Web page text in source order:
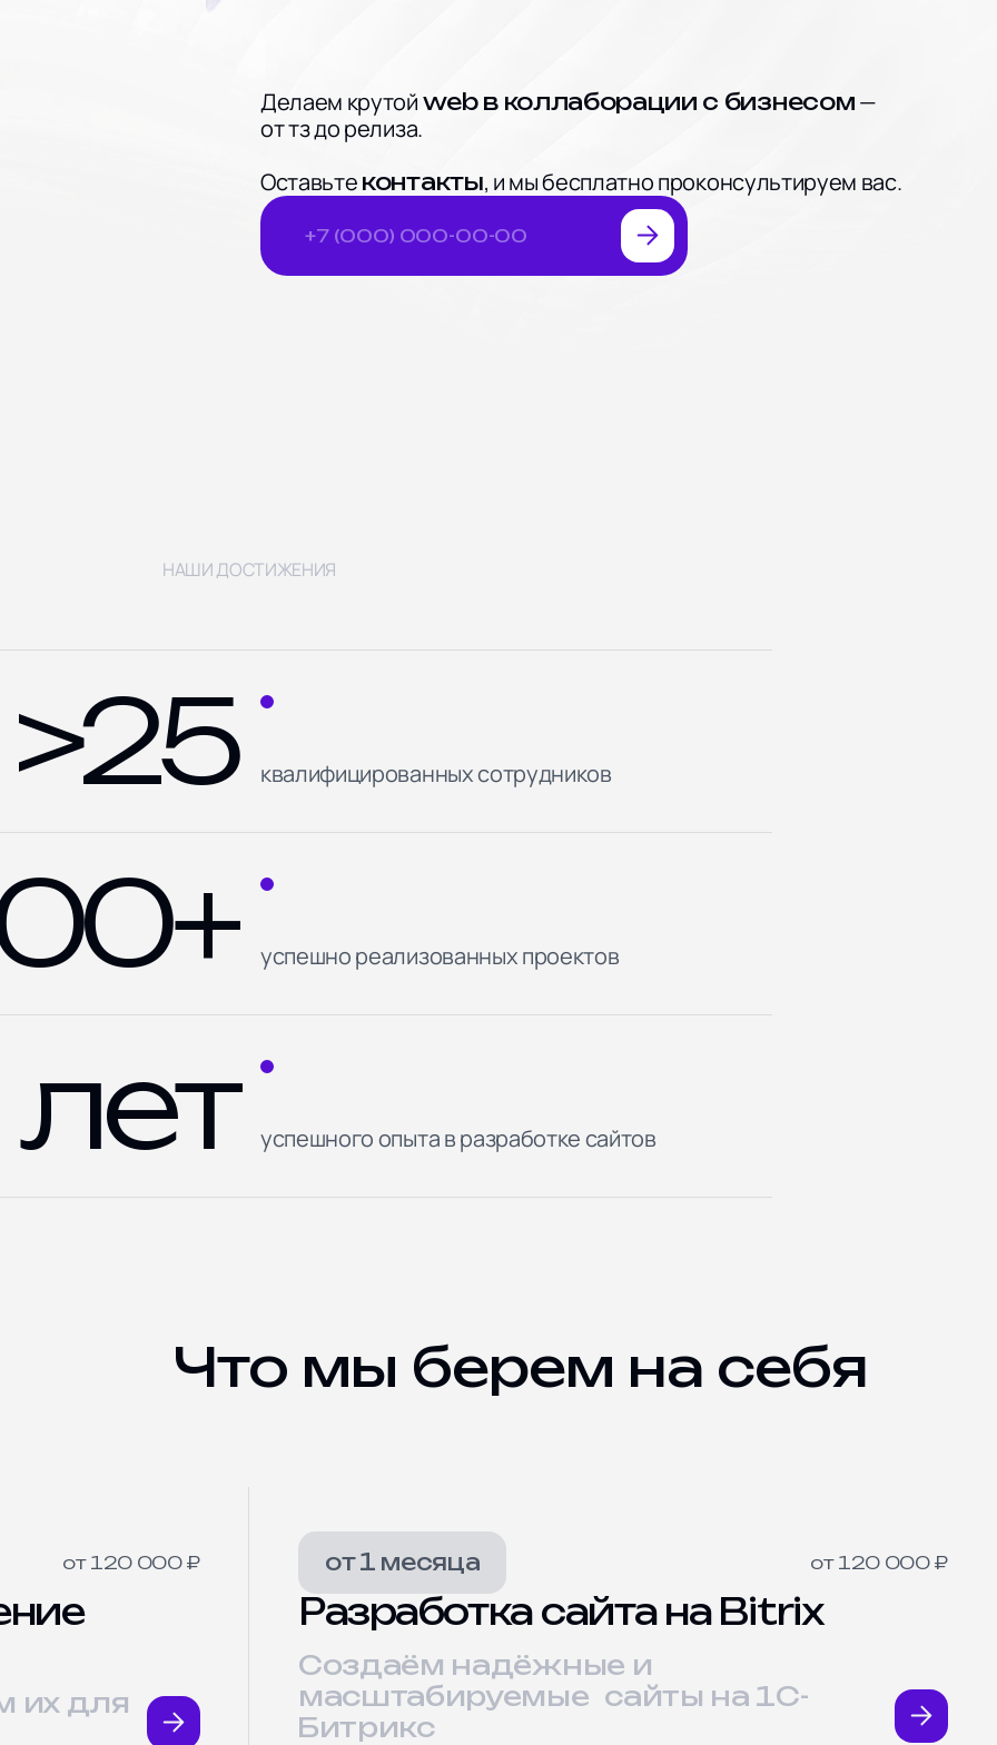
Делаем крутой web в коллаборации с бизнесом —
от тз до релиза.
Оставьте контакты, и мы бесплатно проконсультируем вас.
НАШИ ДОСТИЖЕНИЯ
>25 квалифицированных сотрудников
успешно реализованных проектов
успешного опыта в разработке сайтов
Что мы берем на себя
от 120 000 ₽
их для
от 1 месяца от 120 000 ₽
Разработка сайта на Bitrix
Создаём надёжные и
масштабируемые сайты на 1С-
Битрикс